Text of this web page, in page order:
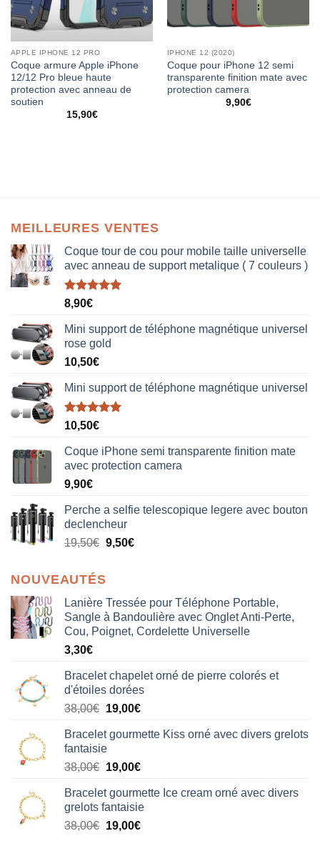
APPLE IPHONE 12 PRO
Coque armure Apple iPhone
12/12 Pro bleue haute
protection avec anneau de
soutien
15,90€
IPHONE 12 (2020)
Coque pour iPhone 12 semi
transparente finition mate avec
protection camera
9,90€
MEILLEURES VENTES
Coque tour de cou pour mobile taille universelle
avec anneau de support metalique ( 7 couleurs )
Note5.00
8,90€
Mini support de téléphone magnétique universel
rose gold
10,50€
Mini support de téléphone magnétique universel
Note5.00
10,50€
Coque iPhone semi transparente finition mate
avec protection camera
9,90€
Perche a selfie telescopique legere avec bouton
declencheur
19,50€ 9,50€
NOUVEAUTÉS
Lanière Tressée pour Téléphone Portable,
Sangle à Bandoulière avec Onglet Anti-Perte,
Cou, Poignet, Cordelette Universelle
3,30€
Bracelet chapelet orné de pierre colorés et
d'étoiles dorées
38,00€ Le
initial
était :
38,00€.
19,00€Le
actuel
19,00€.
Bracelet gourmette Kiss orné avec divers grelots
fantaisie
38,00€ Le
initial
était :
38,00€.
19,00€Le
actuel
est :
19,00€.
Bracelet gourmette Ice cream orné avec divers
grelots fantaisie
38,00€ Le
19,00€Le